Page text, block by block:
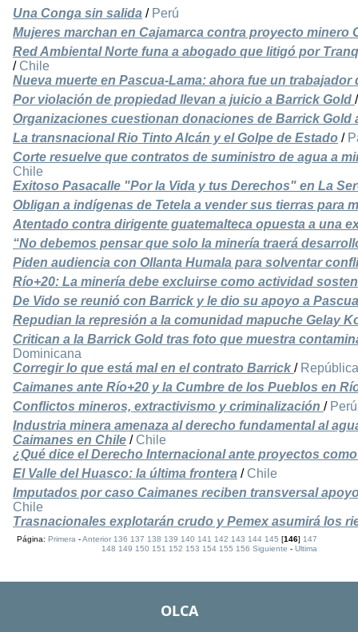
Una Conga sin salida / Perú
Mujeres marchan en Cajamarca contra proyecto minero
Red Ambiental Norte funa a abogado que litigó por
/ Chile
Nueva muerte en Pascua-Lama: ahora fue un trabajador
Por violación de propiedad llevan a juicio a Barrick Gold
Organizaciones cuestionan donaciones de Barrick Gold
La transnacional Rio Tinto Alcán y el Golpe de Estado /
Corte resuelve que contratos de suministro de agua a
Chile
Exitoso Pasacalle "Por la Vida y tus Derechos" en La
Obligan a indígenas de Tetela a vender sus tierras para
Atentado contra dirigente guatemalteca opuesta a una
“No debemos pensar que solo la minería traerá
Piden audiencia con Ollanta Humala para solventar
Río+20: La minería debe excluirse como actividad
De Vido se reunió con Barrick y le dio su apoyo a
Repudian la represión a la comunidad mapuche Gelay
Critican a la Barrick Gold tras foto que muestra
Dominicana
Corregir lo que está mal en el contrato Barrick /
Caimanes ante Río+20 y la Cumbre de los Pueblos en
Conflictos mineros, extractivismo y criminalización / Perú
Industria minera amenaza al derecho fundamental al
Caimanes en Chile / Chile
¿Qué dice el Derecho Internacional ante proyectos
El Valle del Huasco: la última frontera / Chile
Imputados por caso Caimanes reciben transversal
Chile
Trasnacionales explotarán crudo y Pemex asumirá los
Página:Primera -Anterior 136 137 138 139 140 141 142 143 144 145 [146]147
148 149 150 151 152 153 154 155 156 Siguiente -Ultima
OLCA